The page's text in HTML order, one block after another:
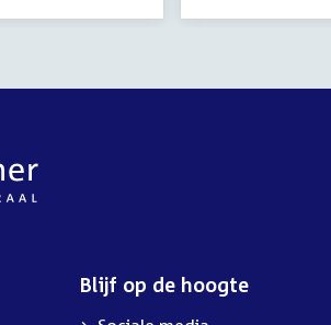
Blijf op de hoogte